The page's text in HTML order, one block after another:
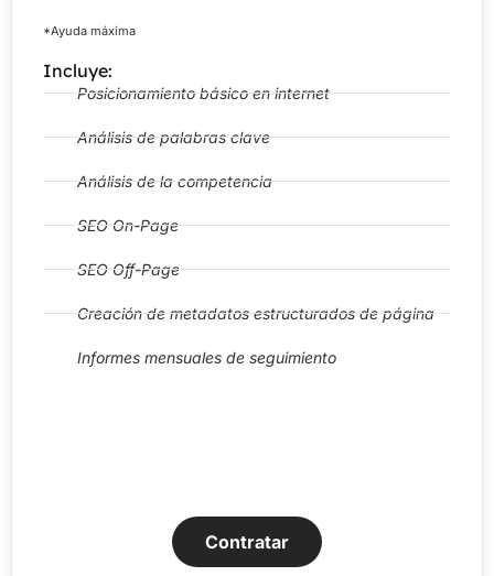
*Ayuda máxima
Incluye:
Posicionamiento básico en internet
Análisis de palabras clave
Análisis de la competencia
SEO On-Page
SEO Off-Page
Creación de metadatos estructurados de página
Informes mensuales de seguimiento
Contratar